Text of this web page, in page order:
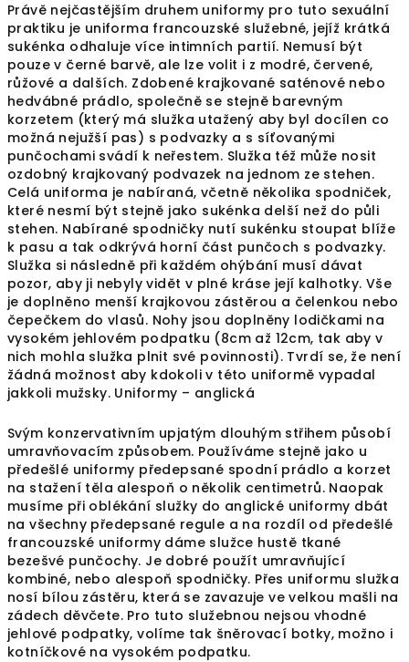
Právě nejčastějším druhem uniformy pro tuto sexuální
praktiku je uniforma francouzské služebné, jejíž krátká
sukénka odhaluje více intimních partií. Nemusí být
pouze v černé barvě, ale lze volit i z modré, červené,
růžové a dalších. Zdobené krajkované saténové nebo
hedvábné prádlo, společně se stejně barevným
korzetem (který má služka utažený aby byl docílen co
možná nejužší pas) s podvazky a s síťovanými
punčochami svádí k neřestem. Služka též může nosit
ozdobný krajkovaný podvazek na jednom ze stehen.
Celá uniforma je nabíraná, včetně několika spodniček,
které nesmí být stejně jako sukénka delší než do půli
stehen. Nabírané spodničky nutí sukénku stoupat blíže
k pasu a tak odkrývá horní část punčoch s podvazky.
Služka si následně při každém ohýbání musí dávat
pozor, aby ji nebyly vidět v plné kráse její kalhotky. Vše
je doplněno menší krajkovou zástěrou a čelenkou nebo
čepečkem do vlasů. Nohy jsou doplněny lodičkami na
vysokém jehlovém podpatku (8cm až 12cm, tak aby v
nich mohla služka plnit své povinnosti). Tvrdí se, že není
žádná možnost aby kdokoli v této uniformě vypadal
jakkoli mužsky. Uniformy – anglická
Svým konzervativním upjatým dlouhým střihem působí
umravňovacím způsobem. Používáme stejně jako u
předešlé uniformy předepsané spodní prádlo a korzet
na stažení těla alespoň o několik centimetrů. Naopak
musíme při oblékání služky do anglické uniformy dbát
na všechny předepsané regule a na rozdíl od předešlé
francouzské uniformy dáme služce hustě tkané
bezešvé punčochy. Je dobré použít umravňující
kombiné, nebo alespoň spodničky. Přes uniformu služka
nosí bílou zástěru, která se zavazuje ve velkou mašli na
zádech děvčete. Pro tuto služebnou nejsou vhodné
jehlové podpatky, volíme tak šněrovací botky, možno i
kotníčkové na vysokém podpatku.